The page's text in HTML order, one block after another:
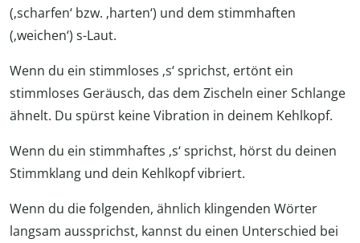
(‚scharfen‘ bzw. ‚harten‘) und dem stimmhaften
(‚weichen‘) s-Laut.
Wenn du ein stimmloses ‚s‘ sprichst, ertönt ein
stimmloses Geräusch, das dem Zischeln einer Schlange
ähnelt. Du spürst keine Vibration in deinem Kehlkopf.
Wenn du ein stimmhaftes ‚s‘ sprichst, hörst du deinen
Stimmklang und dein Kehlkopf vibriert.
Wenn du die folgenden, ähnlich klingenden Wörter
langsam aussprichst, kannst du einen Unterschied bei